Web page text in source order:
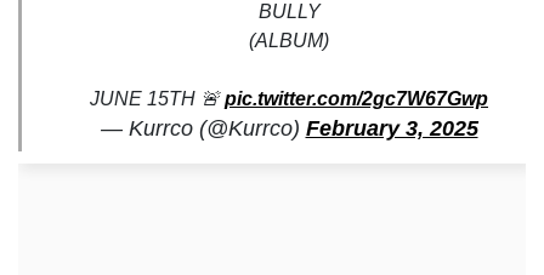
BULLY
(ALBUM)
JUNE 15TH 🚨pic.twitter.com/2gc7W67Gwp
— Kurrco (@Kurrco) February 3, 2025